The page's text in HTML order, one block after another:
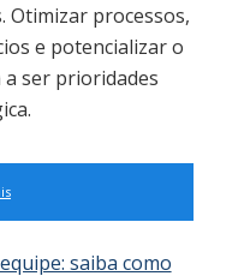
Otimizar processos,
e potencializar o
ser prioridades
saiba como